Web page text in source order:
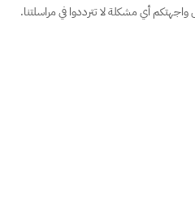
أي مشكلة لا تترددوا في مراسلتنا.